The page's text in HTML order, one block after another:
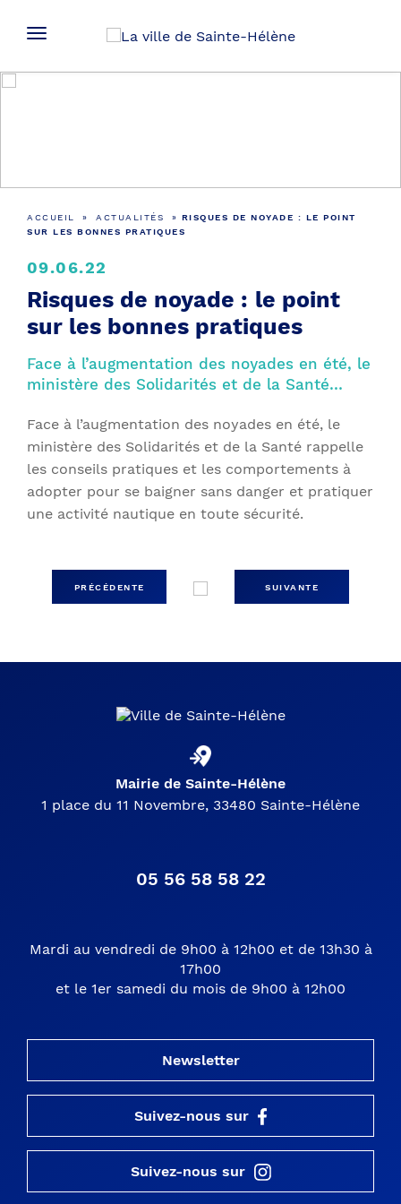
ACCUEIL » ACTUALITÉS » RISQUES DE NOYADE : LE POINT
SUR LES BONNES PRATIQUES
09.06.22
Risques de noyade : le point
sur les bonnes pratiques
Face à l’augmentation des noyades en été, le
ministère des Solidarités et de la Santé…
Face à l’augmentation des noyades en été, le
ministère des Solidarités et de la Santé rappelle
les conseils pratiques et les comportements à
adopter pour se baigner sans danger et pratiquer
une activité nautique en toute sécurité.
PRÉCÉDENTE SUIVANTE
Mairie de Sainte-Hélène
1 place du 11 Novembre, 33480 Sainte-Hélène
05 56 58 58 22
Mardi au vendredi de 9h00 à 12h00 et de 13h30 à
17h00
et le 1er samedi du mois de 9h00 à 12h00
Newsletter
Suivez-nous sur
Suivez-nous sur